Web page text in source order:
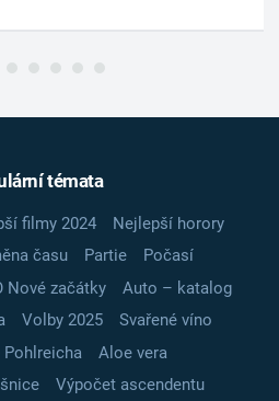
témata
filmy 2024
Nejlepší horory
času Partie
Počasí
Nové začátky
Auto – katalog
Volby 2025
Svařené víno
Pohlreicha
Aloe vera
Výpočet ascendentu